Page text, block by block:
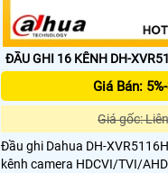
ĐẦU GHI 16 KÊNH DH-
Giá Bán:
Giá gốc:
Đầu ghi Dahua DH-
kênh camera HDCVI/TVI/